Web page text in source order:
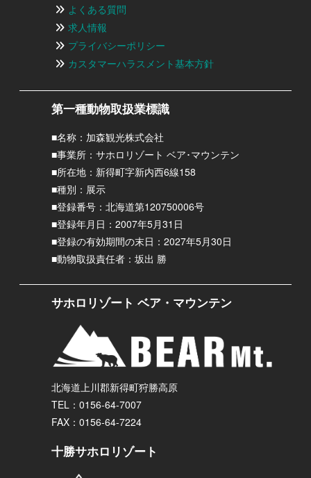
よくある質問
求人情報
プライバシーポリシー
カスタマーハラスメント基本方針
第一種動物取扱業標識
■名称：加森観光株式会社
■事業所：サホロリゾート ベア･マウンテン
■所在地：新得町字新内西6線158
■種別：展示
■登録番号：北海道第120750006号
■登録年月日：2007年5月31日
■登録の有効期間の末日：2027年5月30日
■動物取扱責任者：坂出 勝
サホロリゾート ベア・マウンテン
北海道上川郡新得町狩勝高原
TEL：0156-64-7007
FAX：0156-64-7224
十勝サホロリゾート